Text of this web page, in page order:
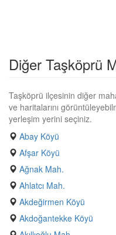
Diğer Taşköprü
Taşköprü ilçesinin diğer
ve haritalarını
yerleşim yerini seçiniz.
Abay Köyü
Afşar Köyü
Ağnak Mah.
Ahlatcı Mah.
Akdeğirmen Köyü
Akdoğantekke Köyü